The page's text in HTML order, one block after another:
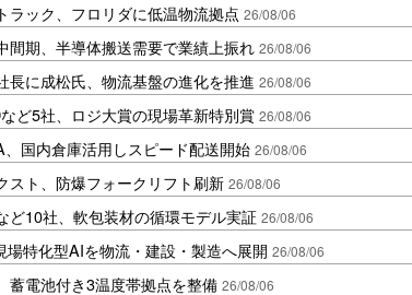
ラック、フロリダに低温物流拠点 26/08/06
間期、半導体搬送需要で業績上振れ 26/08/06
長に成松氏、物流基盤の進化を推進 26/08/06
ど5社、ロジ大賞の現場革新特別賞 26/08/06
国内倉庫活用しスピード配送開始 26/08/06
スト、防爆フォークリフト刷新 26/08/06
ど10社、軟包装材の循環モデル実証 26/08/06
場特化型AIを物流・建設・製造へ展開 26/08/06
蓄電池付き3温度帯拠点を整備 26/08/06